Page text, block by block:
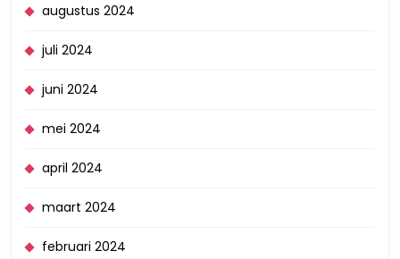
augustus 2024
juli 2024
juni 2024
mei 2024
april 2024
maart 2024
februari 2024